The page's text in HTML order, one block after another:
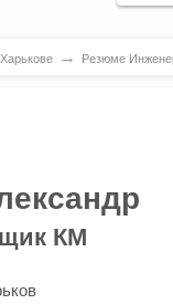
→ Резюме
КМ